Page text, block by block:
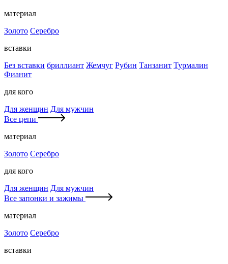
материал
Золото Серебро
вставки
Без вставки бриллиант Жемчуг Рубин Танзанит Турмалин
Фианит
для кого
Для женщин Для мужчин
Все цепи
материал
Золото Серебро
для кого
Для женщин Для мужчин
Все запонки и зажимы
материал
Золото Серебро
вставки